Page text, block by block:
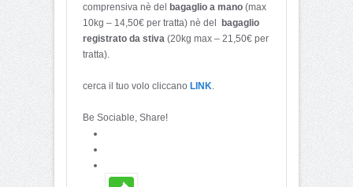
comprensiva nè del bagaglio a mano (max
10kg – 14,50€ per tratta) nè del bagaglio
registrato da stiva (20kg max – 21,50€ per
tratta).
cerca il tuo volo cliccano LINK
Be Sociable, Share!